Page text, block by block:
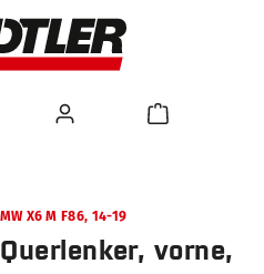
X6 M F86, 14-19
vorne,